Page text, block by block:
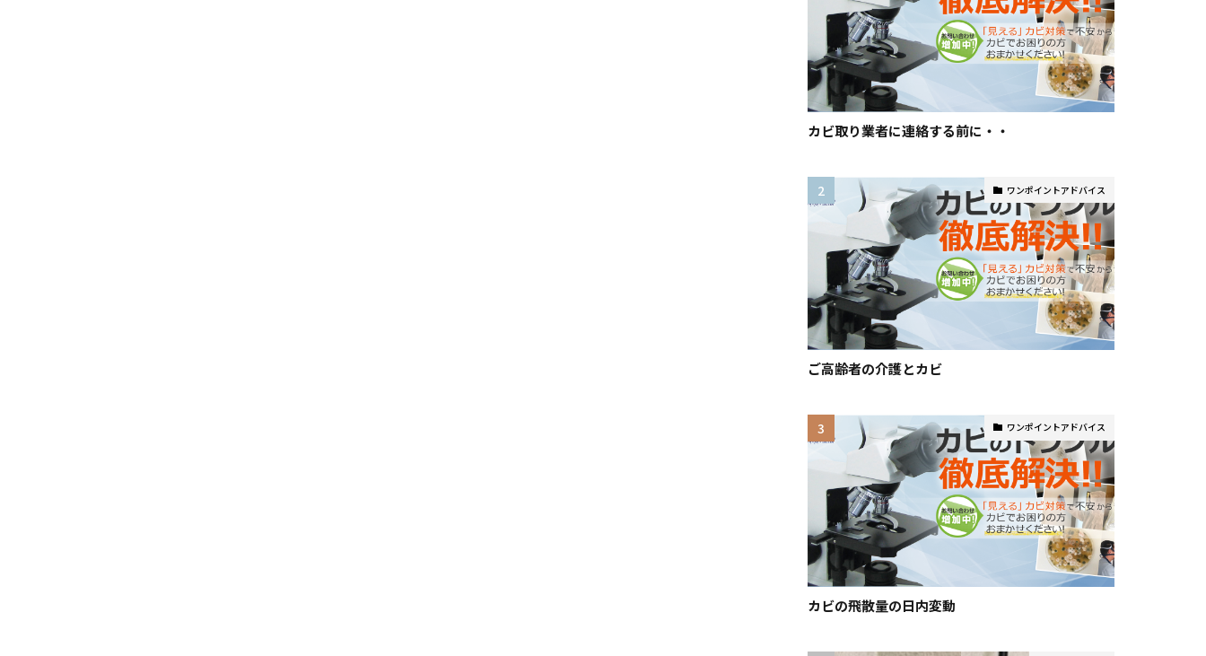
カビ取り業者に連絡する前に・・
ワンポイントアドバイス
ご高齢者の介護とカビ
ワンポイントアドバイス
カビの飛散量の日内変動